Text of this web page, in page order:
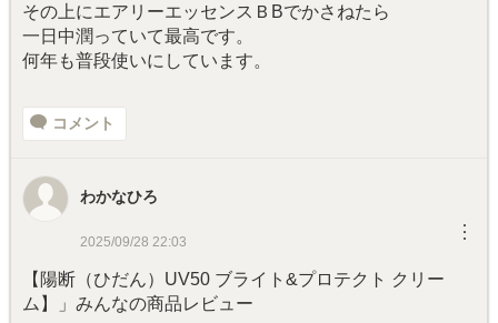
その上にエアリーエッセンスＢBでかさねたら
一日中潤っていて最高です。
何年も普段使いにしています。
コメント
わかなひろ
2025/09/28 22:03 ︙
【陽断（ひだん）UV50 ブライト&プロテクト クリー
ム】」みんなの商品レビュー